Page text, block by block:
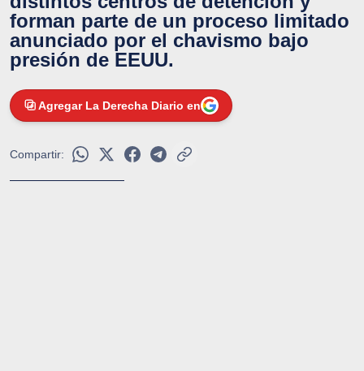
forman parte de un proceso limitado
anunciado por el chavismo bajo
presión de EEUU.
Agregar La Derecha Diario en
Compartir: